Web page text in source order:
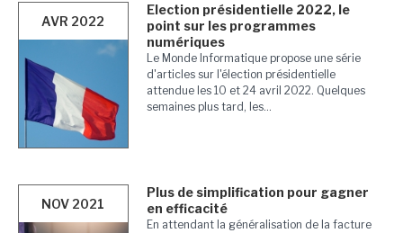
AVR 2022
Election présidentielle 2022, le
point sur les programmes
numériques
Le Monde Informatique propose une série
d'articles sur l'élection présidentielle
attendue les 10 et 24 avril 2022. Quelques
semaines plus tard, les...
NOV 2021
Plus de simplification pour gagner
en efficacité
En attendant la généralisation de la facture